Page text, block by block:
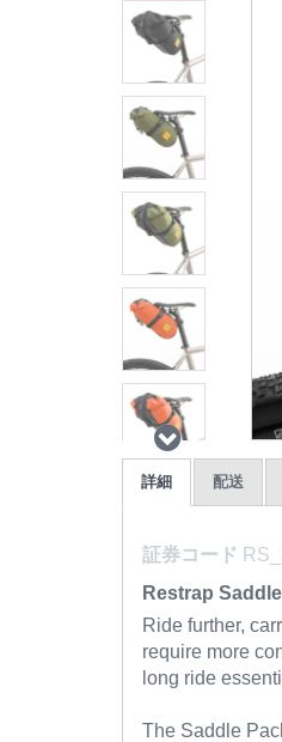
詳細 配送
証券コード
Restrap
Ride further,
require more
long ride
The Saddle